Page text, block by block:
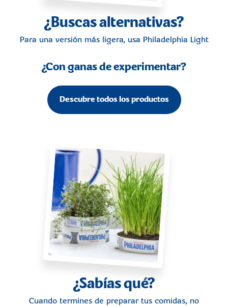
¿Buscas alternativas?
Para una versión más ligera, usa Philadelphia Light
¿Con ganas de experimentar?
Descubre todos los productos
¿Sabías qué?
Cuando termines de preparar tus comidas, no